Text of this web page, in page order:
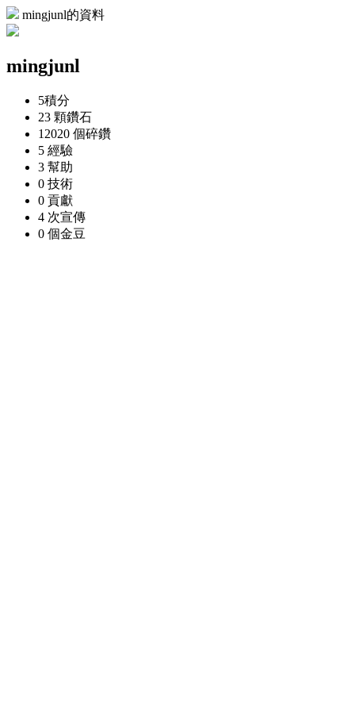
mingjunl的資料
mingjunl
5積分
23 顆鑽石
12020 個碎鑽
5 經驗
3 幫助
0 技術
0 貢獻
4 次宣傳
0 個金豆